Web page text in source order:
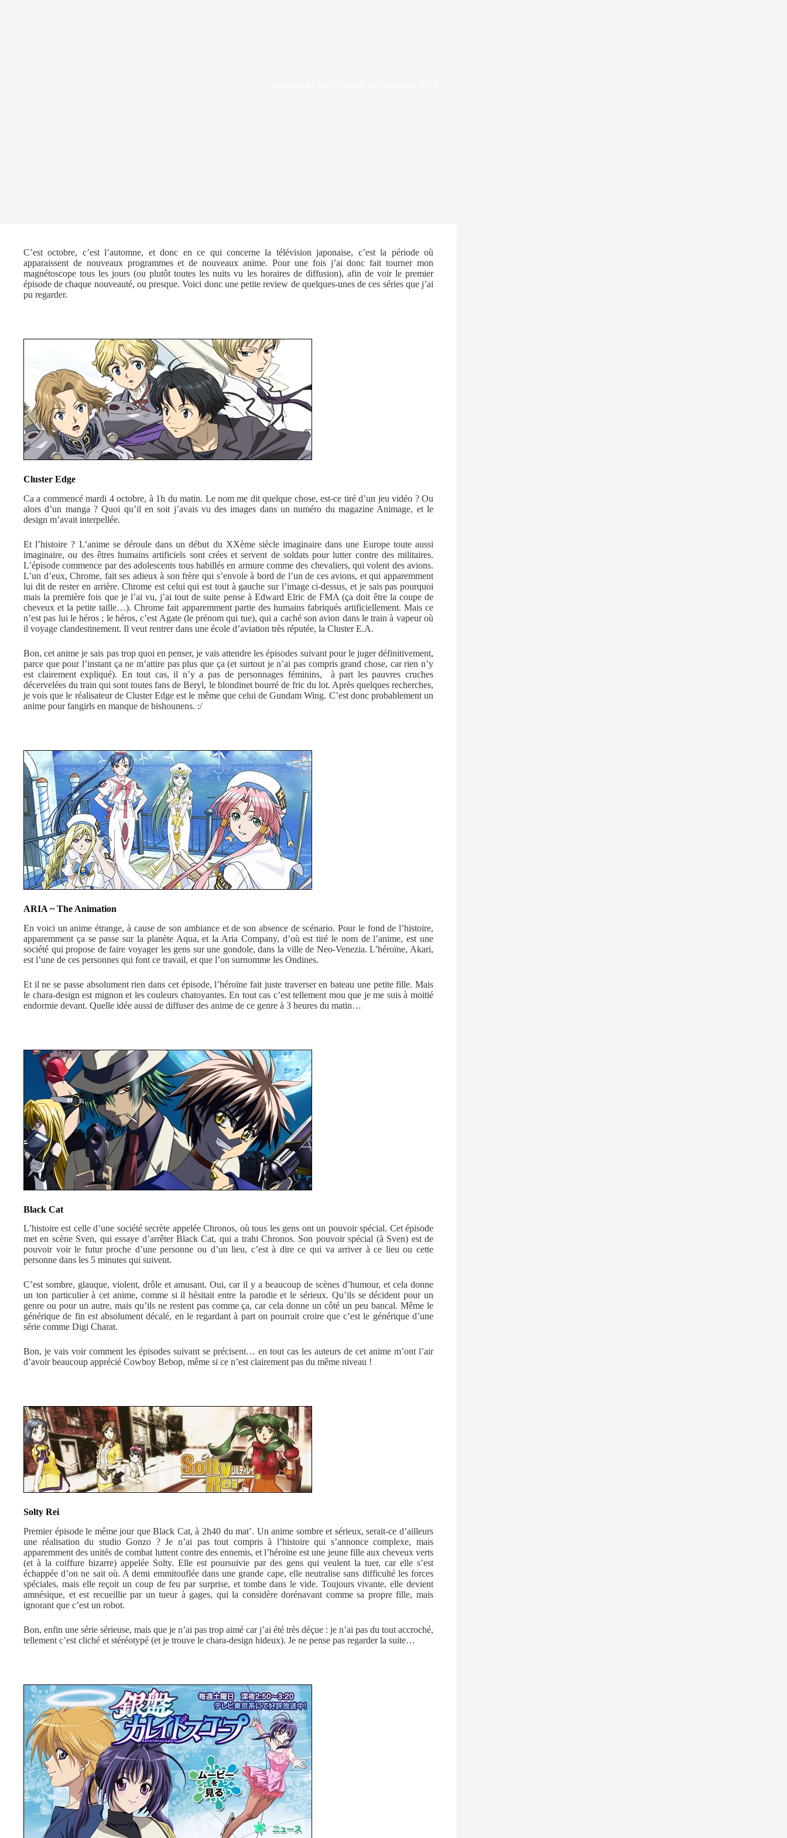
C’est octobre, c’est l’automne, et donc en ce qui concerne la télévision japonaise, c’est la période où
apparaissent de nouveaux programmes et de nouveaux anime. Pour une fois j’ai donc fait tourner mon
magnétoscope tous les jours (ou plutôt toutes les nuits vu les horaires de diffusion), afin de voir le premier
épisode de chaque nouveauté, ou presque. Voici donc une petite review de quelques-unes de ces séries que j’ai
pu regarder.
Cluster Edge
Ca a commencé mardi 4 octobre, à 1h du matin. Le nom me dit quelque chose, est-ce tiré d’un jeu vidéo ? Ou
alors d’un manga ? Quoi qu’il en soit j’avais vu des images dans un numéro du magazine Animage, et le
design m’avait interpellée.
Et l’histoire ? L’anime se déroule dans un début du XXème siècle imaginaire dans une Europe toute aussi
imaginaire, ou des êtres humains artificiels sont crées et servent de soldats pour lutter contre des militaires.
L’épisode commence par des adolescents tous habillés en armure comme des chevaliers, qui volent des avions.
L’un d’eux, Chrome, fait ses adieux à son frère qui s’envole à bord de l’un de ces avions, et qui apparemment
lui dit de rester en arrière. Chrome est celui qui est tout à gauche sur l’image ci-dessus, et je sais pas pourquoi
mais la première fois que je l’ai vu, j’ai tout de suite pense à Edward Elric de FMA (ça doit être la coupe de
cheveux et la petite taille…). Chrome fait apparemment partie des humains fabriqués artificiellement. Mais ce
n’est pas lui le héros ; le héros, c’est Agate (le prénom qui tue), qui a caché son avion dans le train à vapeur où
il voyage clandestinement. Il veut rentrer dans une école d’aviation très réputée, la Cluster E.A.
Bon, cet anime je sais pas trop quoi en penser, je vais attendre les épisodes suivant pour le juger définitivement,
parce que pour l’instant ça ne m’attire pas plus que ça (et surtout je n’ai pas compris grand chose, car rien n’y
est clairement expliqué). En tout cas, il n’y a pas de personnages féminins, à part les pauvres cruches
décervelées du train qui sont toutes fans de Beryl, le blondinet bourré de fric du lot. Après quelques recherches,
je vois que le réalisateur de Cluster Edge est le même que celui de Gundam Wing. C’est donc probablement un
anime pour fangirls en manque de bishounens. :/
ARIA ~ The Animation
En voici un anime étrange, à cause de son ambiance et de son absence de scénario. Pour le fond de l’histoire,
apparemment ça se passe sur la planète Aqua, et la Aria Company, d’où est tiré le nom de l’anime, est une
société qui propose de faire voyager les gens sur une gondole, dans la ville de Neo-Venezia. L’héroïne, Akari,
est l’une de ces personnes qui font ce travail, et que l’on surnomme les Ondines.
Et il ne se passe absolument rien dans cet épisode, l’héroïne fait juste traverser en bateau une petite fille. Mais
le chara-design est mignon et les couleurs chatoyantes. En tout cas c’est tellement mou que je me suis à moitié
endormie devant. Quelle idée aussi de diffuser des anime de ce genre à 3 heures du matin…
Black Cat
L’histoire est celle d’une société secrète appelée Chronos, où tous les gens ont un pouvoir spécial. Cet épisode
met en scène Sven, qui essaye d’arrêter Black Cat, qui a trahi Chronos. Son pouvoir spécial (à Sven) est de
pouvoir voir le futur proche d’une personne ou d’un lieu, c’est à dire ce qui va arriver à ce lieu ou cette
personne dans les 5 minutes qui suivent.
C’est sombre, glauque, violent, drôle et amusant. Oui, car il y a beaucoup de scènes d’humour, et cela donne
un ton particulier à cet anime, comme si il hésitait entre la parodie et le sérieux. Qu’ils se décident pour un
genre ou pour un autre, mais qu’ils ne restent pas comme ça, car cela donne un côté un peu bancal. Même le
générique de fin est absolument décalé, en le regardant à part on pourrait croire que c’est le générique d’une
série comme Digi Charat.
Bon, je vais voir comment les épisodes suivant se précisent… en tout cas les auteurs de cet anime m’ont l’air
d’avoir beaucoup apprécié Cowboy Bebop, même si ce n’est clairement pas du même niveau !
Solty Rei
Premier épisode le même jour que Black Cat, à 2h40 du mat’. Un anime sombre et sérieux, serait-ce d’ailleurs
une réalisation du studio Gonzo ? Je n’ai pas tout compris à l’histoire qui s’annonce complexe, mais
apparemment des unités de combat luttent contre des ennemis, et l’héroïne est une jeune fille aux cheveux verts
(et à la coiffure bizarre) appelée Solty. Elle est poursuivie par des gens qui veulent la tuer, car elle s’est
échappée d’on ne sait où. A demi emmitouflée dans une grande cape, elle neutralise sans difficulté les forces
spéciales, mais elle reçoit un coup de feu par surprise, et tombe dans le vide. Toujours vivante, elle devient
amnésique, et est recueillie par un tueur à gages, qui la considère dorénavant comme sa propre fille, mais
ignorant que c’est un robot.
Bon, enfin une série sérieuse, mais que je n’ai pas trop aimé car j’ai été très déçue : je n’ai pas du tout accroché,
tellement c’est cliché et stéréotypé (et je trouve le chara-design hideux). Je ne pense pas regarder la suite…